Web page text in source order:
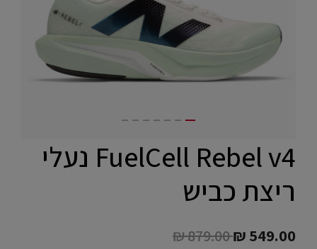
FuelCell Rebel v4 נעלי
ריצת כביש
Price reduced from
₪ 879.00to
₪ 549.00